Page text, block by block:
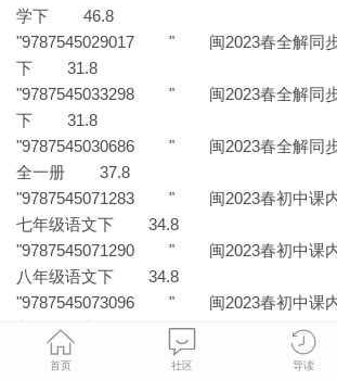
学下 46.8
"9787545029017 " 闽2023春全解同步
下 31.8
"9787545033298 " 闽2023春全解同步
下 31.8
"9787545030686 " 闽2023春全解同步
全一册 37.8
"9787545071283 " 闽2023春初中课内
七年级语文下 34.8
"9787545071290 " 闽2023春初中课内
八年级语文下 34.8
"9787545073096 " 闽2023春初中课内
九年级语文全一册 36.8
"9787510679315 " 闽2023春慧阅读·名
首页 社区 导读